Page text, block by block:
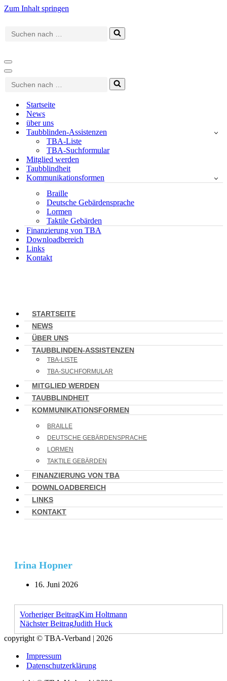
Zum Inhalt springen
Suchen
nach …
Navigationsmenü
Navigationsmenü
Suchen
nach …
Startseite
News
über uns
Taubblinden-Assistenzen
TBA-Liste
TBA-Suchformular
Mitglied werden
Taubblindheit
Kommunikationsformen
Braille
Deutsche Gebärdensprache
Lormen
Taktile Gebärden
Finanzierung von TBA
Downloadbereich
Links
Kontakt
STARTSEITE
NEWS
ÜBER UNS
TAUBBLINDEN-ASSISTENZEN
TBA-LISTE
TBA-SUCHFORMULAR
MITGLIED WERDEN
TAUBBLINDHEIT
KOMMUNIKATIONSFORMEN
BRAILLE
DEUTSCHE GEBÄRDENSPRACHE
LORMEN
TAKTILE GEBÄRDEN
FINANZIERUNG VON TBA
DOWNLOADBEREICH
LINKS
KONTAKT
Irina Hopner
16. Juni 2026
Vorheriger BeitragKim Holtmann
Nächster BeitragJudith Huck
copyright © TBA-Verband | 2026
Impressum
Datenschutzerklärung